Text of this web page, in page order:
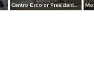
Centro Escolar Presidente M Aleman.